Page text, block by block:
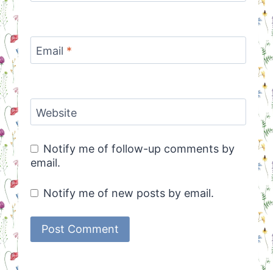
Email *
Website
Notify me of follow-up comments by
email.
Notify me of new posts by email.